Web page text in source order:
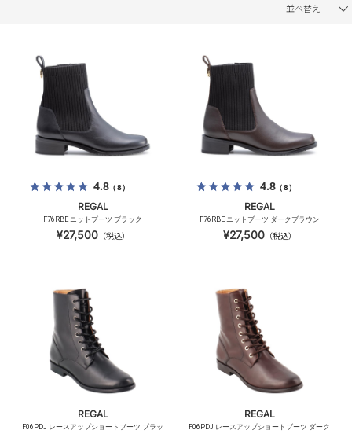
並べ替え
4.8（8）
REGAL
F76RBE ニットブーツ ブラック
¥27,500（税込）
4.8（8）
REGAL
F76RBE ニットブーツ ダークブラウン
¥27,500（税込）
REGAL
F06PDJ レースアップショートブーツ ブラッ
REGAL
F06PDJ レースアップショートブーツ ダーク